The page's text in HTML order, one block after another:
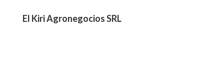
El Kiri Agronegocios SRL